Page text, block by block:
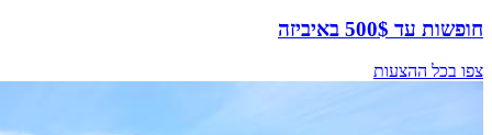
חופשות עד 500$ באיביזה
צפו בכל ההצעות